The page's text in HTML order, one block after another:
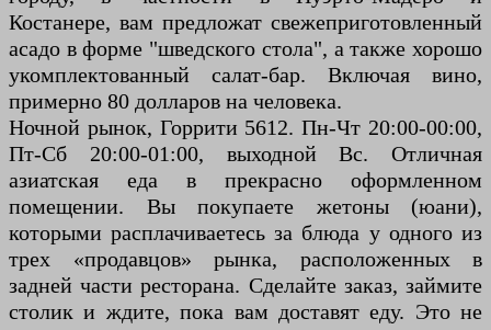
Костанере, вам предложат свежеприготовленный
асадо в форме "шведского стола", а также хорошо
укомплектованный салат-бар. Включая вино,
примерно 80 долларов на человека.
Ночной рынок, Горрити 5612. Пн-Чт 20:00-00:00,
Пт-Сб 20:00-01:00, выходной Вс. Отличная
азиатская еда в прекрасно оформленном
помещении. Вы покупаете жетоны (юани),
которыми расплачиваетесь за блюда у одного из
трех «продавцов» рынка, расположенных в
задней части ресторана. Сделайте заказ, займите
столик и ждите, пока вам доставят еду. Это не